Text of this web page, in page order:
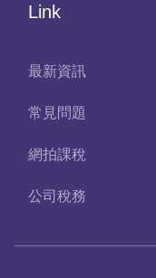
Link
最新資訊
常見問題
網拍課稅
公司稅務